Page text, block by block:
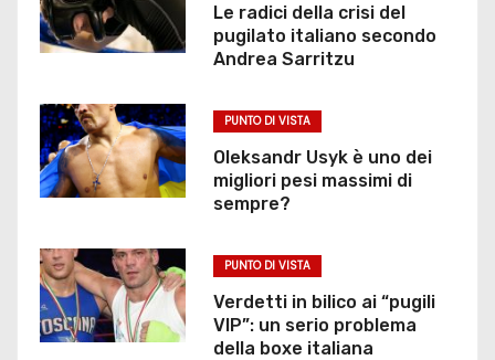
Le radici della crisi del
pugilato italiano secondo
Andrea Sarritzu
PUNTO DI VISTA
Oleksandr Usyk è uno dei
migliori pesi massimi di
sempre?
PUNTO DI VISTA
Verdetti in bilico ai “pugili
VIP”: un serio problema
della boxe italiana